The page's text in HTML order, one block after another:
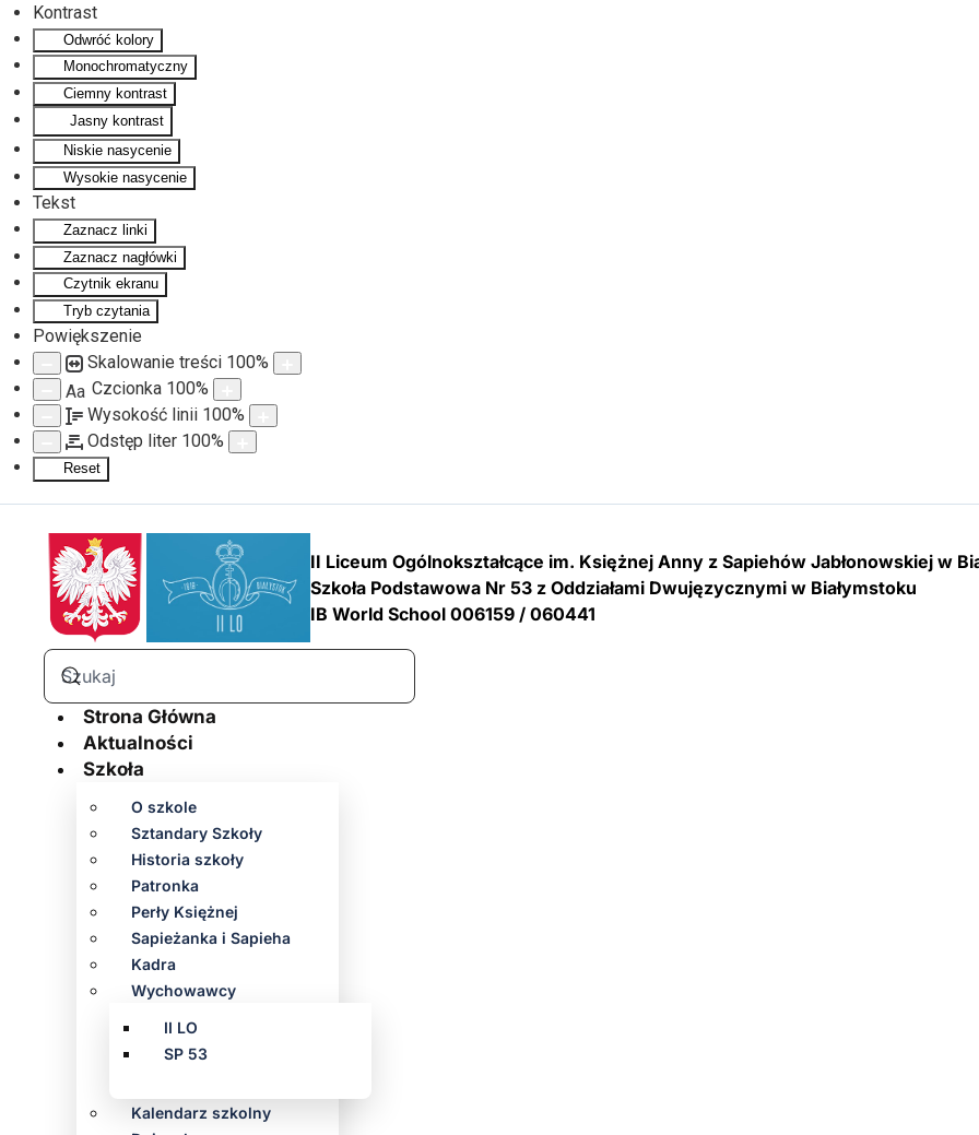
Kontrast
Odwróć kolory
Monochromatyczny
Ciemny kontrast
Jasny kontrast
Niskie nasycenie
Wysokie nasycenie
Tekst
Zaznacz linki
Zaznacz nagłówki
Czytnik ekranu
Tryb czytania
Powiększenie
Skalowanie treści 100%
Aa Czcionka 100%
Wysokość linii 100%
Odstęp liter 100%
Reset
II Liceum Ogólnokształcące im. Księżnej Anny z Sapiehów Jabłonowskiej w
Szkoła Podstawowa Nr 53 z Oddziałami Dwujęzycznymi w Białymstoku
IB World School 006159 / 060441
Strona Główna
Aktualności
Szkoła
O szkole
Sztandary Szkoły
Historia szkoły
Patronka
Perły Księżnej
Sapieżanka i Sapieha
Kadra
Wychowawcy
II LO
SP 53
Kalendarz szkolny